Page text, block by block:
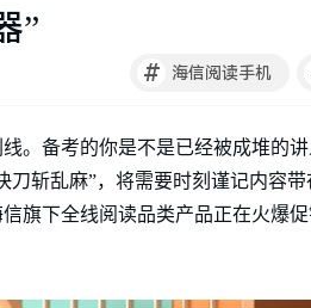
”
# 海信阅读手机
。备考的你是不是已经被成堆的
刀斩乱麻”，将需要时刻谨记内容
旗下全线阅读品类产品正在火爆